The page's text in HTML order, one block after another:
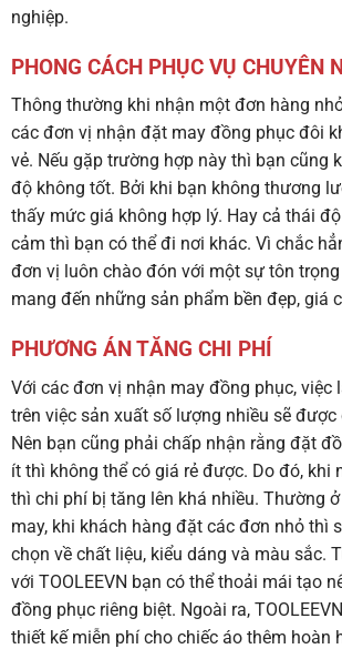
nghiệp.
PHONG CÁCH PHỤC VỤ CHUYÊN
Thông thường khi nhận một đơn hàng
các đơn vị nhận đặt may đồng phục đôi
vẻ. Nếu gặp trường hợp này thì bạn cũng
độ không tốt. Bởi khi bạn không thương
thấy mức giá không hợp lý. Hay cả thái
cảm thì bạn có thể đi nơi khác. Vì chắc
đơn vị luôn chào đón với một sự tôn
mang đến những sản phẩm bền đẹp, giá
PHƯƠNG ÁN TĂNG CHI PHÍ
Với các đơn vị nhận may đồng phục, việc
trên việc sản xuất số lượng nhiều sẽ được
Nên bạn cũng phải chấp nhận rằng đặt
ít thì không thể có giá rẻ được. Do đó, khi
thì chi phí bị tăng lên khá nhiều. Thường
may, khi khách hàng đặt các đơn nhỏ thì
chọn về chất liệu, kiểu dáng và màu sắc.
với TOOLEEVN bạn có thể thoải mái tạo
đồng phục riêng biệt. Ngoài ra,
thiết kế miễn phí cho chiếc áo thêm hoàn